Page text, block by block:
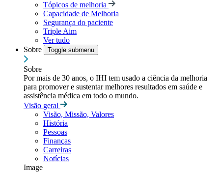
Tópicos de melhoria
Capacidade de Melhoria
Segurança do paciente
Triple Aim
Ver tudo
Sobre
Toggle submenu
Sobre
Por mais de 30 anos, o IHI tem usado a ciência da melhoria
para promover e sustentar melhores resultados em saúde e
assistência médica em todo o mundo.
Visão geral
Visão, Missão, Valores
História
Pessoas
Finanças
Carreiras
Notícias
Image